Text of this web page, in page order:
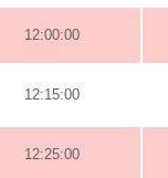
12:00:00
12:15:00
12:25:00